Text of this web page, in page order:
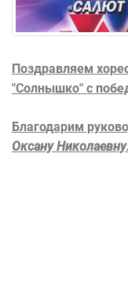
Поздравляем
"Солнышко" с
Благодарим
Оксану Николаевну.